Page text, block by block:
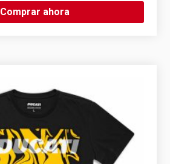
Comprar ahora